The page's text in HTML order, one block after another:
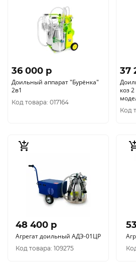
36 000 p
Доильный аппарат "Бурёнка"
2в1
Код товара: 017164
37
коз
Код
48 400 p
Агрегат доильный АДЭ-01ЦР
Код товара: 109275